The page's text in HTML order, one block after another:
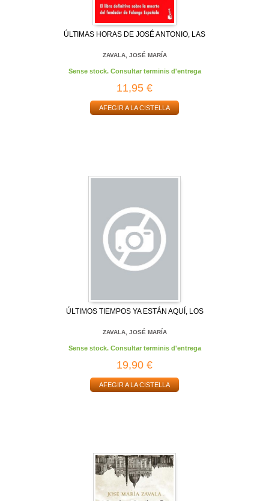
ÚLTIMAS HORAS DE JOSÉ ANTONIO, LAS
ZAVALA, JOSÉ MARÍA
Sense stock. Consultar terminis d'entrega
11,95 €
AFEGIR A LA CISTELLA
ÚLTIMOS TIEMPOS YA ESTÁN AQUÍ, LOS
ZAVALA, JOSÉ MARÍA
Sense stock. Consultar terminis d'entrega
19,90 €
AFEGIR A LA CISTELLA